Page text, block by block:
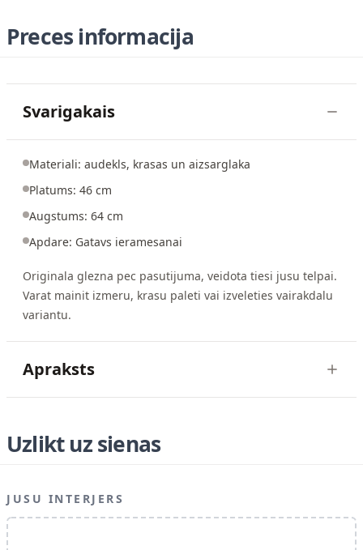
Preces informacija
Svarigakais
Materiali: audekls, krasas un aizsarglaka
Platums: 46 cm
Augstums: 64 cm
Apdare: Gatavs ieramesanai
Originala glezna pec pasutijuma, veidota tiesi jusu telpai.
Varat mainit izmeru, krasu paleti vai izveleties vairakdalu
variantu.
Apraksts
Uzlikt uz sienas
JUSU INTERJERS